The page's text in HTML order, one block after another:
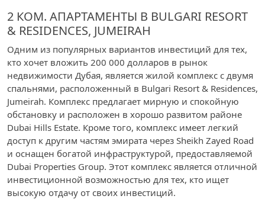
2 КОМ. АПАРТАМЕНТЫ В BULGARI RESORT
& RESIDENCES, JUMEIRAH
Одним из популярных вариантов инвестиций для тех,
кто хочет вложить 200 000 долларов в рынок
недвижимости Дубая, является жилой комплекс с двумя
спальнями, расположенный в Bulgari Resort & Residences,
Jumeirah. Комплекс предлагает мирную и спокойную
обстановку и расположен в хорошо развитом районе
Dubai Hills Estate. Кроме того, комплекс имеет легкий
доступ к другим частям эмирата через Sheikh Zayed Road
и оснащен богатой инфраструктурой, предоставляемой
Dubai Properties Group. Этот комплекс является отличной
инвестиционной возможностью для тех, кто ищет
высокую отдачу от своих инвестиций.